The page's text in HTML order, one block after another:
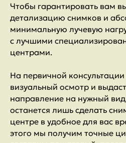
Чтобы гарантировать вам
детализацию снимков и
минимальную лучевую
с лучшими
центрами.
На первичной
визуальный осмотр и
направление на нужный
останется лишь сделать
центре в удобное для вас
этого мы получим точные